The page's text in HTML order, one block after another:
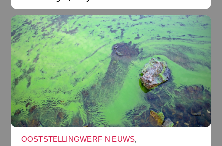
OOSTSTELLINGWERF NIEUWS,